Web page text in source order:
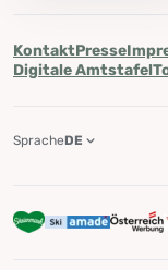
KontaktPresse
Digitale Amtstafel
SpracheDE